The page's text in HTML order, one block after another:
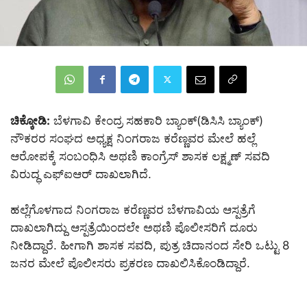
ಚಿಕ್ಕೋಡಿ: ಬೆಳಗಾವಿ ಕೇಂದ್ರ ಸಹಕಾರಿ ಬ್ಯಾಂಕ್(ಡಿಸಿಸಿ ಬ್ಯಾಂಕ್)
ನೌಕರರ ಸಂಘದ ಅಧ್ಯಕ್ಷ ನಿಂಗರಾಜ ಕರೆಣ್ಣವರ ಮೇಲೆ ಹಲ್ಲೆ
ಆರೋಪಕ್ಕೆ ಸಂಬಂಧಿಸಿ ಅಥಣಿ ಕಾಂಗ್ರೆಸ್ ಶಾಸಕ ಲಕ್ಷ್ಮಣ್ ಸವದಿ
ವಿರುದ್ಧ ಎಫ್‌ಐಆರ್ ದಾಖಲಾಗಿದೆ.
ಹಲ್ಲೆಗೊಳಗಾದ ನಿಂಗರಾಜ ಕರೆಣ್ಣವರ ಬೆಳಗಾವಿಯ ಆಸ್ಪತ್ರೆಗೆ
ದಾಖಲಾಗಿದ್ದು ಆಸ್ಪತ್ರೆಯಿಂದಲೇ ಅಥಣಿ ಪೊಲೀಸರಿಗೆ ದೂರು
ನೀಡಿದ್ದಾರೆ. ಹೀಗಾಗಿ ಶಾಸಕ ಸವದಿ, ಪುತ್ರ ಚಿದಾನಂದ ಸೇರಿ ಒಟ್ಟು 8
ಜನರ ಮೇಲೆ ಪೊಲೀಸರು ಪ್ರಕರಣ ದಾಖಲಿಸಿಕೊಂಡಿದ್ದಾರೆ.